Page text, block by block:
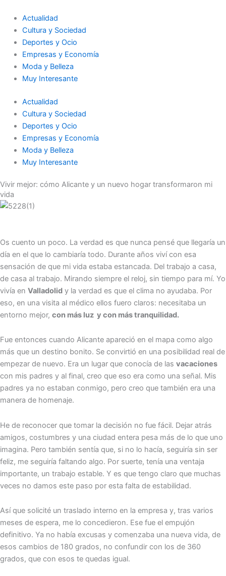
contenido
Actualidad
Cultura y Sociedad
Deportes y Ocio
Empresas y Economía
Moda y Belleza
Muy Interesante
Actualidad
Cultura y Sociedad
Deportes y Ocio
Empresas y Economía
Moda y Belleza
Muy Interesante
Vivir mejor: cómo Alicante y un nuevo hogar transformaron mi
vida
Os cuento un poco. La verdad es que nunca pensé que llegaría un
día en el que lo cambiaría todo. Durante años viví con esa
sensación de que mi vida estaba estancada. Del trabajo a casa,
de casa al trabajo. Mirando siempre el reloj, sin tiempo para mí. Yo
vivía en Valladolid y la verdad es que el clima no ayudaba. Por
eso, en una visita al médico ellos fuero claros: necesitaba un
entorno mejor, con más luz y con más tranquilidad.
Fue entonces cuando Alicante apareció en el mapa como algo
más que un destino bonito. Se convirtió en una posibilidad real de
empezar de nuevo. Era un lugar que conocía de las vacaciones
con mis padres y al final, creo que eso era como una señal. Mis
padres ya no estaban conmigo, pero creo que también era una
manera de homenaje.
He de reconocer que tomar la decisión no fue fácil. Dejar atrás
amigos, costumbres y una ciudad entera pesa más de lo que uno
imagina. Pero también sentía que, si no lo hacía, seguiría sin ser
feliz, me seguiría faltando algo. Por suerte, tenía una ventaja
importante, un trabajo estable. Y es que tengo claro que muchas
veces no damos este paso por esta falta de estabilidad.
Así que solicité un traslado interno en la empresa y, tras varios
meses de espera, me lo concedieron. Ese fue el empujón
definitivo. Ya no había excusas y comenzaba una nueva vida, de
esos cambios de 180 grados, no confundir con los de 360
grados, que con esos te quedas igual.